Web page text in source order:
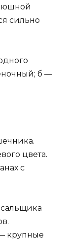
сильно
б —
цвета.
с
крупные